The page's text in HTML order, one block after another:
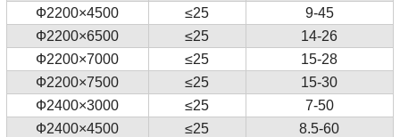
Ф2200×4500
≤25
9-45
Ф2200×6500
≤25
14-26
Ф2200×7000
≤25
15-28
Ф2200×7500
≤25
15-30
Ф2400×3000
≤25
7-50
Ф2400×4500
≤25
8.5-60